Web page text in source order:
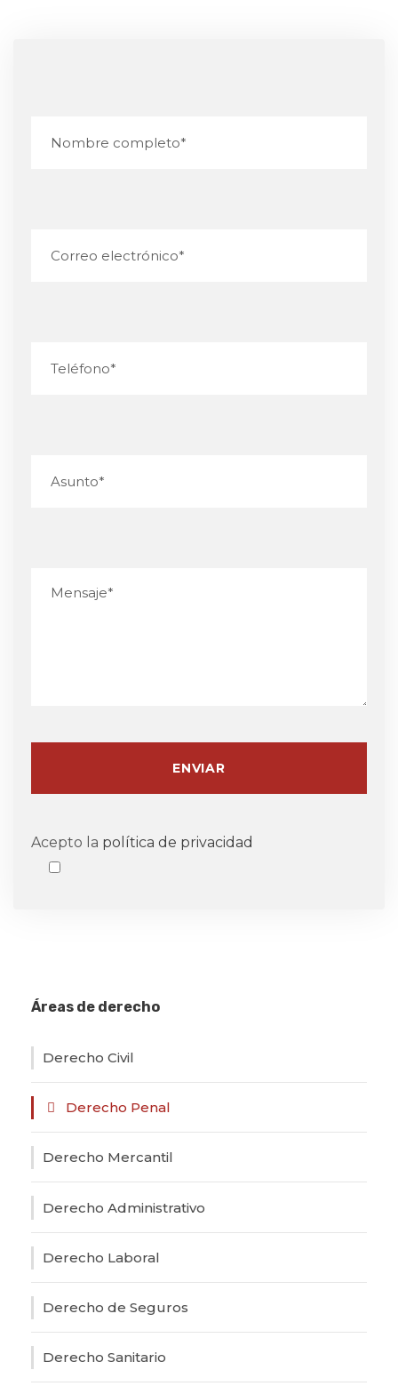
Acepto la política de privacidad
Áreas de derecho
Derecho Civil
Derecho Penal
Derecho Mercantil
Derecho Administrativo
Derecho Laboral
Derecho de Seguros
Derecho Sanitario